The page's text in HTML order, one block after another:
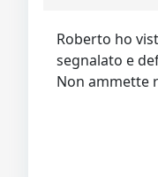
Roberto ho
segnalato e
Non ammette